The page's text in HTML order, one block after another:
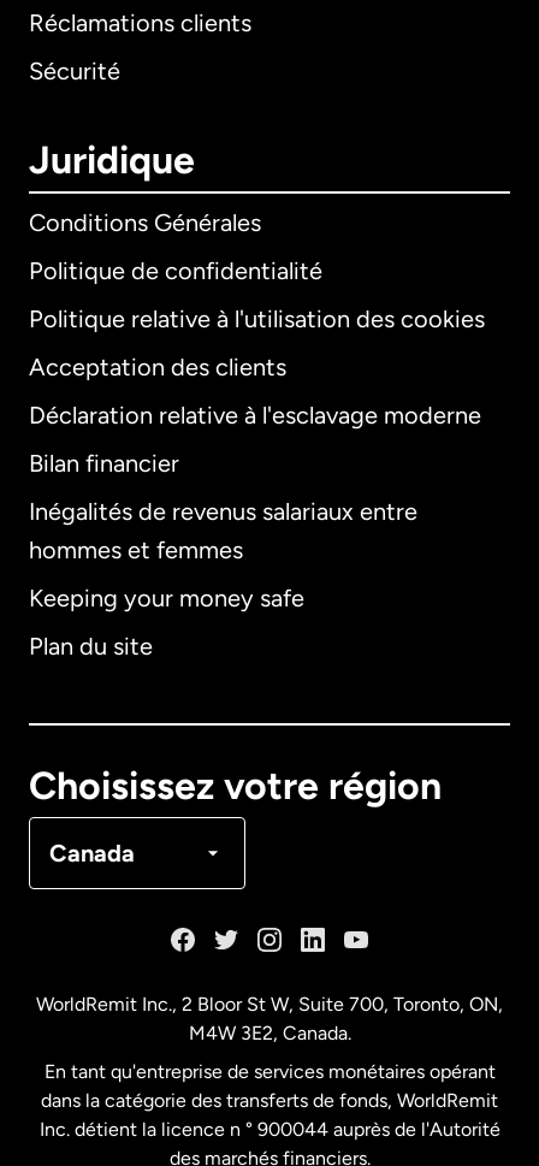
Réclamations clients
Sécurité
Juridique
Conditions Générales
Politique de confidentialité
Politique relative à l'utilisation des cookies
Acceptation des clients
Déclaration relative à l'esclavage moderne
Bilan financier
Inégalités de revenus salariaux entre
hommes et femmes
Keeping your money safe
Plan du site
Choisissez votre région
Canada
International
Allemagne
Français
États-Unis Español
WorldRemit Inc., 2 Bloor St W, Suite 700, Toronto, ON,
M4W 3E2, Canada.
En tant qu'entreprise de services monétaires opérant
dans la catégorie des transferts de fonds, WorldRemit
Inc. détient la licence n ° 900044 auprès de l'Autorité
des marchés financiers.